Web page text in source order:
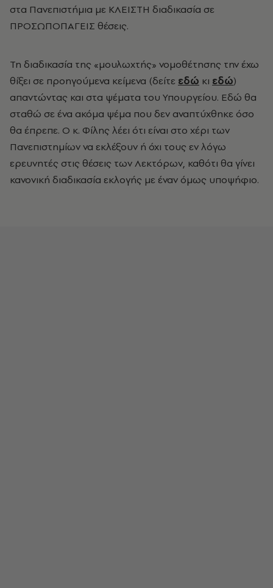
στα Πανεπιστήμια με ΚΛΕΙΣΤΗ διαδικασία σε
ΠΡΟΣΩΠΟΠΑΓΕΙΣ θέσεις.
Τη διαδικασία της «μουλωχτής» νομοθέτησης την έχω
θίξει σε προηγούμενα κείμενα (δείτε εδώ κι εδώ)
απαντώντας και στα ψέματα του Υπουργείου. Εδώ θα
σταθώ σε ένα ακόμα ψέμα που δεν αναπτύχθηκε όσο
θα έπρεπε. Ο κ. Φίλης λέει ότι είναι στο χέρι των
Πανεπιστημίων να εκλέξουν ή όχι τους εν λόγω
ερευνητές στις θέσεις των Λεκτόρων, καθότι θα γίνει
κανονική διαδικασία εκλογής με έναν όμως υποψήφιο.